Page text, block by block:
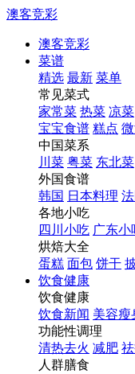
澳客竞彩
澳客竞彩
菜谱
精选 最新 菜单
常见菜式
家常菜 热菜 凉菜
宝宝食谱 糕点
中国菜系
川菜 粤菜 东北菜
外国食谱
韩国 日本料理
各地小吃
四川小吃 广东小
烘焙大全
蛋糕 面包 饼干
饮食健康
饮食健康
饮食新闻 美容瘦
功能性调理
清热去火 减肥
人群膳食